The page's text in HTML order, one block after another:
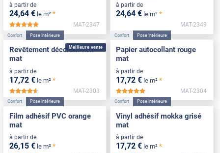
à partir de
24,64 € le m² *
*****
MAT-2347
à partir de
24,64 € le m² *
MAT-2349
Meilleure vente
Confort Pose Intérieure
Revêtement décoratif noir
mat
à partir de
17,72 € le m² *
*****
MAT-2303
Confort Pose Intérieure
Papier autocollant rouge
mat
à partir de
17,72 € le m² *
MAT-2304
Confort Pose Intérieure
Film adhésif PVC orange
mat
à partir de
26,15 € le m² *
Confort Pose Intérieure
Vinyl adhésif mokka grisé
mat
à partir de
17,72 € le m² *